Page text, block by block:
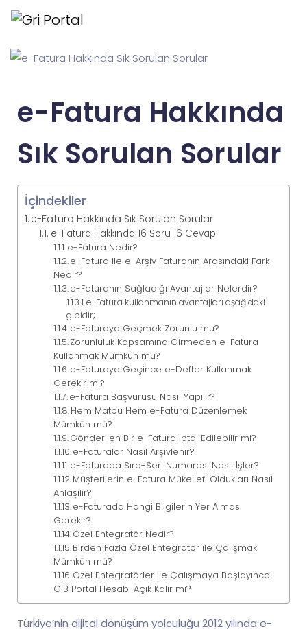
e-Fatura Hakkında
Sık Sorulan Sorular
İçindekiler
e-Fatura Hakkında Sık Sorulan Sorular
e-Fatura Hakkında 16 Soru 16 Cevap
e-Fatura Nedir?
e-Fatura ile e-Arşiv Faturanın Arasındaki Fark
Nedir?
e-Faturanın Sağladığı Avantajlar Nelerdir?
e-Fatura kullanmanın avantajları aşağıdaki
gibidir;
e-Faturaya Geçmek Zorunlu mu?
Zorunluluk Kapsamına Girmeden e-Fatura
Kullanmak Mümkün mü?
e-Faturaya Geçince e-Defter Kullanmak
Gerekir mi?
e-Fatura Başvurusu Nasıl Yapılır?
Hem Matbu Hem e-Fatura Düzenlemek
Mümkün mü?
Gönderilen Bir e-Fatura İptal Edilebilir mi?
e-Faturalar Nasıl Arşivlenir?
e-Faturada Sıra-Seri Numarası Nasıl İşler?
Müşterilerin e-Fatura Mükellefi Oldukları Nasıl
Anlaşılır?
e-Faturada Hangi Bilgilerin Yer Alması
Gerekir?
Özel Entegratör Nedir?
Birden Fazla Özel Entegratör ile Çalışmak
Mümkün mü?
Özel Entegratörler ile Çalışmaya Başlayınca
GİB Portal Hesabı Açık Kalır mı?
Türkiye’nin dijital dönüşüm yolculuğu 2012 yılında e-